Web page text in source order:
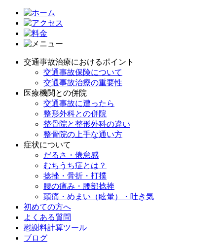
交通事故治療におけるポイント
交通事故保険について
交通事故治療の重要性
医療機関との併院
交通事故に遭ったら
整形外科との併院
整骨院と整形外科の違い
整骨院の上手な通い方
症状について
だるさ・倦怠感
むちうち症とは？
捻挫・骨折・打撲
腰の痛み・腰部捻挫
頭痛・めまい（眩暈）・吐き気
初めての方へ
よくある質問
慰謝料計算ツール
ブログ